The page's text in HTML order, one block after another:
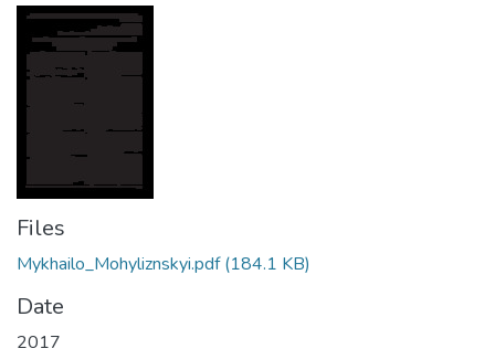
Files
Mykhailo_Mohyliznskyi.pdf(184.1 KB)
Date
2017